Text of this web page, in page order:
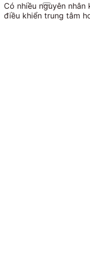
Có nhiều nguyên
điều khiển trung tâm